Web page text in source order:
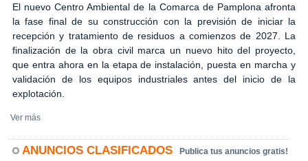
El nuevo Centro Ambiental de la Comarca de Pamplona afronta
la fase final de su construcción con la previsión de iniciar la
recepción y tratamiento de residuos a comienzos de 2027. La
finalización de la obra civil marca un nuevo hito del proyecto,
que entra ahora en la etapa de instalación, puesta en marcha y
validación de los equipos industriales antes del inicio de la
explotación.
Ver más
ANUNCIOS CLASIFICADOS Publica tus anuncios gratis!